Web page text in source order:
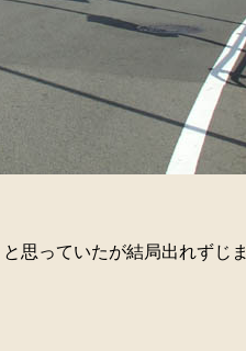
思っていたが結局出れずじま